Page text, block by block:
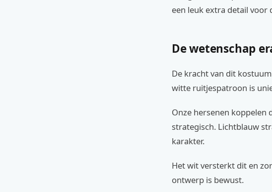
een leuk extra detail voor
De wetenschap
De kracht van dit
witte ruitjespatroon is
Onze hersenen
strategisch. Lichtblauw
karakter.
Het wit versterkt dit en
ontwerp is bewust.